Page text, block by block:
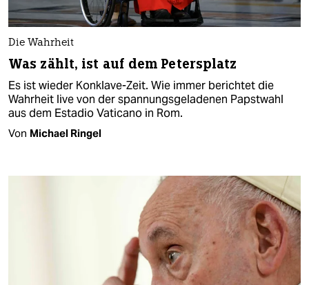
Die Wahrheit
Was zählt, ist auf dem Petersplatz
Es ist wieder Konklave-Zeit. Wie immer berichtet die
Wahrheit live von der spannungsgeladenen Papstwahl
aus dem Estadio Vaticano in Rom.
Von Michael Ringel